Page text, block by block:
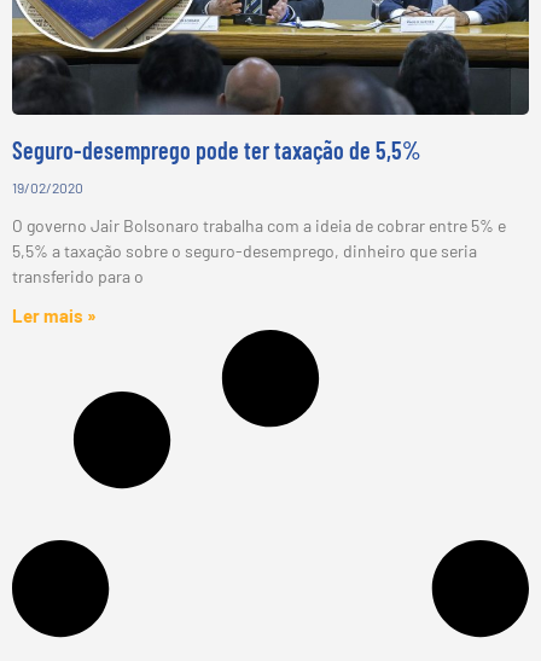
Seguro-desemprego pode ter taxação de 5,5%
19/02/2020
O governo Jair Bolsonaro trabalha com a ideia de cobrar entre 5% e
5,5% a taxação sobre o seguro-desemprego, dinheiro que seria
transferido para o
Ler mais »